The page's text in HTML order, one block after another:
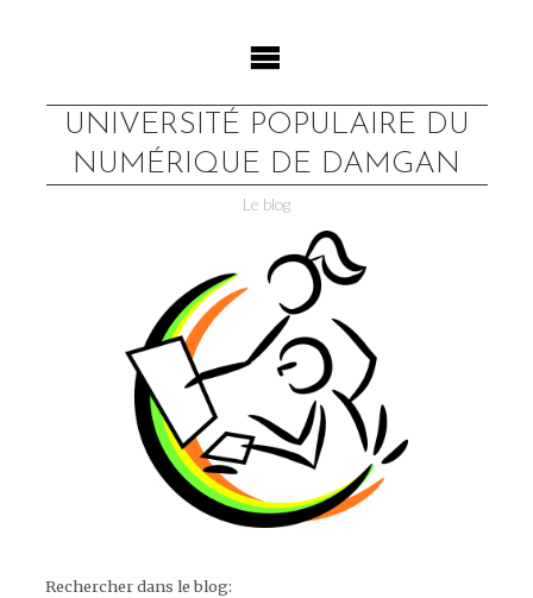
UNIVERSITÉ POPULAIRE DU
NUMÉRIQUE DE DAMGAN
Le blog
Rechercher dans le blog: